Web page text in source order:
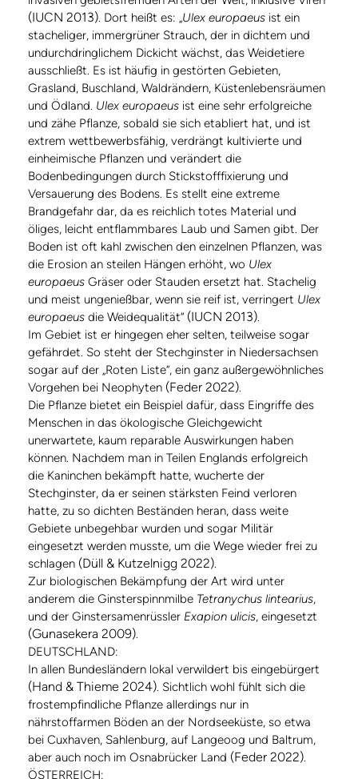
(IUCN 2013). Dort heißt es: „Ulex europaeus ist ein
stacheliger, immergrüner Strauch, der in dichtem und
undurchdringlichem Dickicht wächst, das Weidetiere
ausschließt. Es ist häufig in gestörten Gebieten,
Grasland, Buschland, Waldrändern, Küstenlebensräumen
und Ödland. Ulex europaeus ist eine sehr erfolgreiche
und zähe Pflanze, sobald sie sich etabliert hat, und ist
extrem wettbewerbsfähig, verdrängt kultivierte und
einheimische Pflanzen und verändert die
Bodenbedingungen durch Stickstofffixierung und
Versauerung des Bodens. Es stellt eine extreme
Brandgefahr dar, da es reichlich totes Material und
öliges, leicht entflammbares Laub und Samen gibt. Der
Boden ist oft kahl zwischen den einzelnen Pflanzen, was
die Erosion an steilen Hängen erhöht, wo Ulex
europaeus Gräser oder Stauden ersetzt hat. Stachelig
und meist ungenießbar, wenn sie reif ist, verringert Ulex
europaeus die Weidequalität“ (IUCN 2013).
Im Gebiet ist er hingegen eher selten, teilweise sogar
gefährdet. So steht der Stechginster in Niedersachsen
sogar auf der „Roten Liste“, ein ganz außergewöhnliches
Vorgehen bei Neophyten (Feder 2022).
Die Pflanze bietet ein Beispiel dafür, dass Eingriffe des
Menschen in das ökologische Gleichgewicht
unerwartete, kaum reparable Auswirkungen haben
können. Nachdem man in Teilen Englands erfolgreich
die Kaninchen bekämpft hatte, wucherte der
Stechginster, da er seinen stärksten Feind verloren
hatte, zu so dichten Beständen heran, dass weite
Gebiete unbegehbar wurden und sogar Militär
eingesetzt werden musste, um die Wege wieder frei zu
schlagen (Düll & Kutzelnigg 2022).
Zur biologischen Bekämpfung der Art wird unter
anderem die Ginsterspinnmilbe Tetranychus lintearius,
und der Ginstersamenrüssler Exapion ulicis, eingesetzt
(Gunasekera 2009).
DEUTSCHLAND:
In allen Bundesländern lokal verwildert bis eingebürgert
(Hand & Thieme 2024). Sichtlich wohl fühlt sich die
frostempfindliche Pflanze allerdings nur in
nährstoffarmen Böden an der Nordseeküste, so etwa
bei Cuxhaven, Sahlenburg, auf Langeoog und Baltrum,
aber auch noch im Osnabrücker Land (Feder 2022).
ÖSTERREICH: